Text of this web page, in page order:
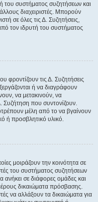
του συστήματος συζητήσεων και
διαχειριστές. Μπορούν
σε όλες τις Δ. Συζητήσεις,
τον ιδρυτή του συστήματος
φροντίζουν τις Δ. Συζητήσεις
ή να διαγράφουν
να μετακινούν, να
Συζήτηση που συντονίζουν.
μέλη από το να βγαίνουν
ή προσβλητικό υλικό.
μοιράζουν την κοινότητα σε
του συστήματος συζητήσεων
σε διάφορες ομάδες και
δικαιώματα πρόσβασης.
να αλλάξουν τα δικαιώματα για